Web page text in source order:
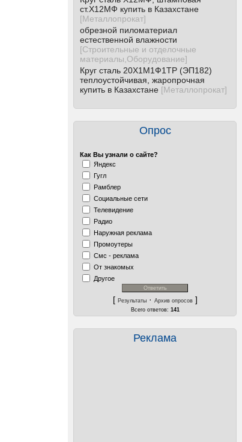
ст.Х12МФ купить в Казахстане
[Металлопрокат]
обрезной пиломатериал
естественной влажности
[Строительные и отделочные
материалы,Оборудование]
Круг сталь 20Х1М1Ф1ТР (ЭП182)
теплоустойчивая, жаропрочная
купить в Казахстане [Металлопрокат]
Опрос
Как Вы узнали о сайте?
Яндекс
Гугл
Рамблер
Социальные сети
Телевидение
Радио
Наружная реклама
Промоутеры
Смс - реклама
От знакомых
Другое
[ Результаты· Архив опросов]
Всего ответов: 141
Реклама